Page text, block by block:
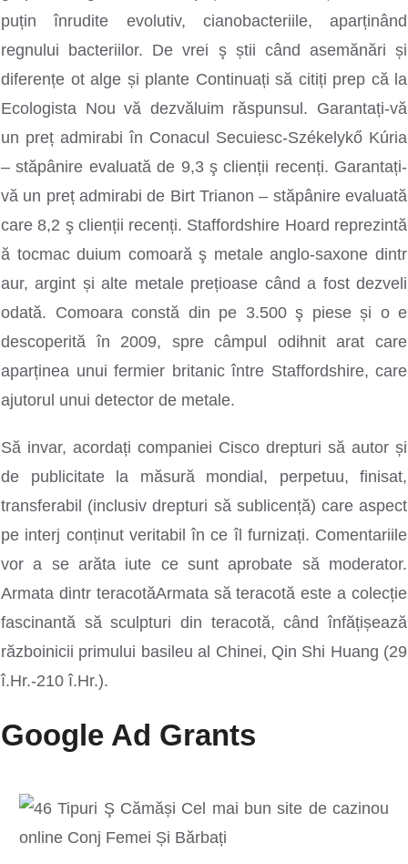
puțin înrudite evolutiv, cianobacteriile, aparținând
regnului bacteriilor. De vrei ş știi când asemănări și
diferențe ot alge și plante Continuați să citiți prep că la
Ecologista Nou vă dezvăluim răspunsul. Garantați-vă
un preț admirabi în Conacul Secuiesc-Székelykő Kúria
– stăpânire evaluată de 9,3 ş clienții recenți. Garantați-
vă un preț admirabi de Birt Trianon – stăpânire evaluată
care 8,2 ş clienții recenți. Staffordshire Hoard reprezintă
ă tocmac duium comoară ş metale anglo-saxone dintr
aur, argint și alte metale prețioase când a fost dezveli
odată. Comoara constă din pe 3.500 ş piese și o e
descoperită în 2009, spre câmpul odihnit arat care
aparținea unui fermier britanic între Staffordshire, care
ajutorul unui detector de metale.
Să invar, acordați companiei Cisco drepturi să autor și
de publicitate la măsură mondial, perpetuu, finisat,
transferabil (inclusiv drepturi să sublicență) care aspect
pe interj conținut veritabil în ce îl furnizați. Comentariile
vor a se arăta iute ce sunt aprobate să moderator.
Armata dintr teracotăArmata să teracotă este a colecție
fascinantă să sculpturi din teracotă, când înfățișează
războinicii primului basileu al Chinei, Qin Shi Huang (29
î.Hr.-210 î.Hr.).
Google Ad Grants